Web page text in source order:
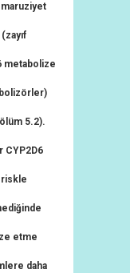
metabolize
5.2).
CYP2D6
riskle
etme
daha